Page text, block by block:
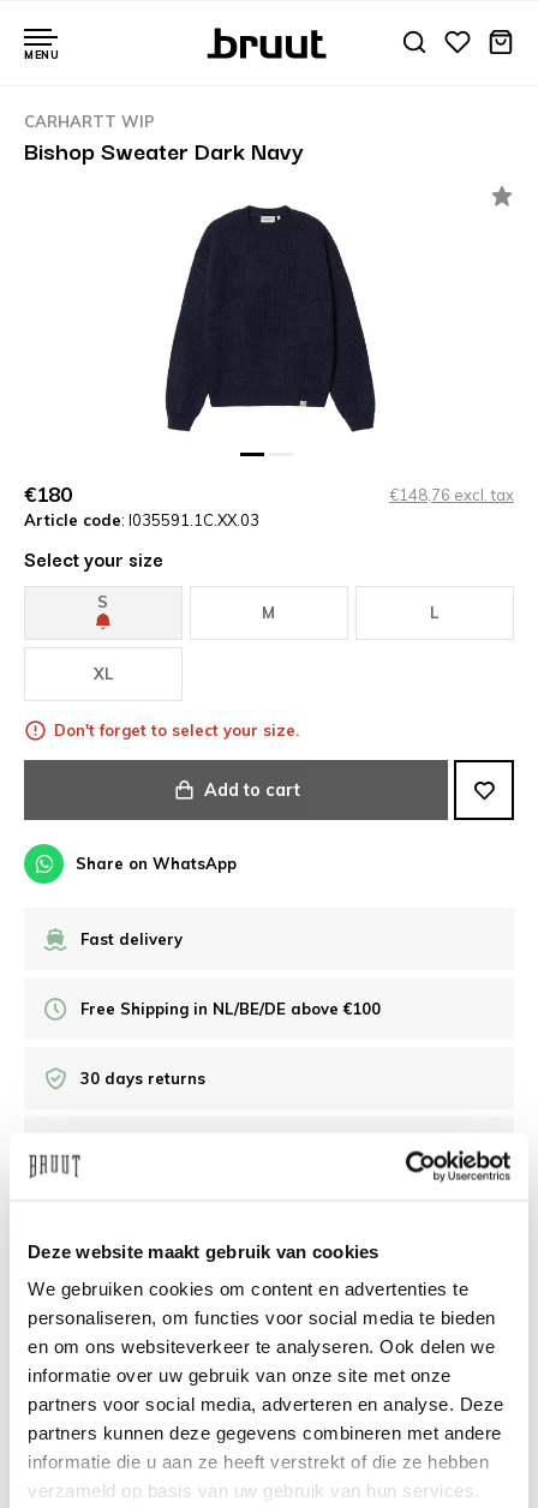
Deze website maakt gebruik van cookies
We gebruiken cookies om content en advertenties te
personaliseren, om functies voor social media te bieden
en om ons websiteverkeer te analyseren. Ook delen we
informatie over uw gebruik van onze site met onze
partners voor social media, adverteren en analyse. Deze
partners kunnen deze gegevens combineren met andere
informatie die u aan ze heeft verstrekt of die ze hebben
verzameld op basis van uw gebruik van hun services.
MENU
CARHARTT WIP
Bishop Sweater Dark Navy
€180
€148,76 excl. tax
Article code: I035591.1C.XX.03
Select your size
S
M L
XL
Don't forget to select your size.
Add to cart
Share on WhatsApp
Fast delivery
Free Shipping in NL/BE/DE above €100
30 days returns
Need help?We're glad to help
info@bruut.nl Live chat Whatsapp
About this product
Shipment and returns
Related products